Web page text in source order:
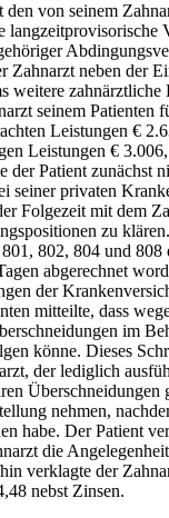
den von seinem
langzeitprovisorische
Zahnarzt neben der
weitere zahnärztliche
seinem Patienten
Leistungen €
Leistungen €
der Patient zunächst
seiner privaten
Folgezeit mit dem
zu
802, 804 und
abgerechnet
der
mitteilte, dass
im
könne. Dieses
der lediglich
Überschneidungen
nehmen,
habe. Der Patient
die
verklagte der
nebst Zinsen.